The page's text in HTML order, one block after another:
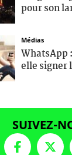
pour son
Médias
elle signer
SUIVEZ-